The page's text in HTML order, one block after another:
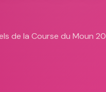
de la Course du Moun